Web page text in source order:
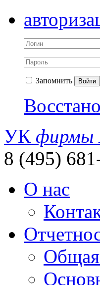
Запомнить Войти
УК
8 (495)
О нас